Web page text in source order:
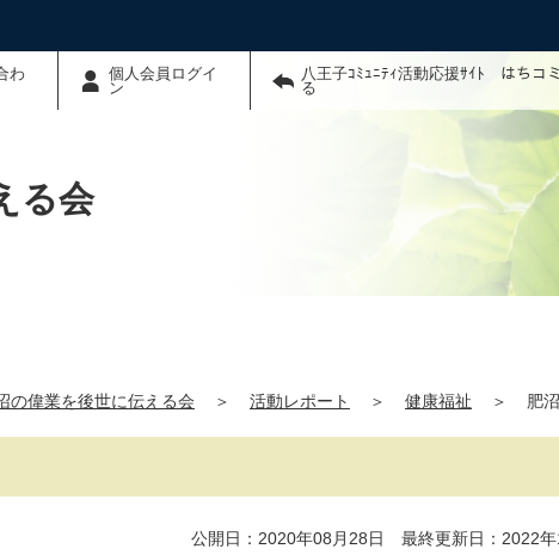
わ
個人会員ログイ
ン
八王子ｺﾐｭﾆﾃｨ活動応援ｻｲﾄ はちコ
る
る会
の偉業を後世に伝える会 ＞ 活動レポート ＞ 健康福祉 ＞ 肥
公開日：2020年08月28日 最終更新日：2022